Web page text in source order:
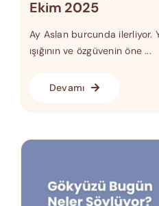
Ekim 2025
Ay Aslan burcunda ilerliyor.
ışığının ve özgüvenin öne ...
Devamı